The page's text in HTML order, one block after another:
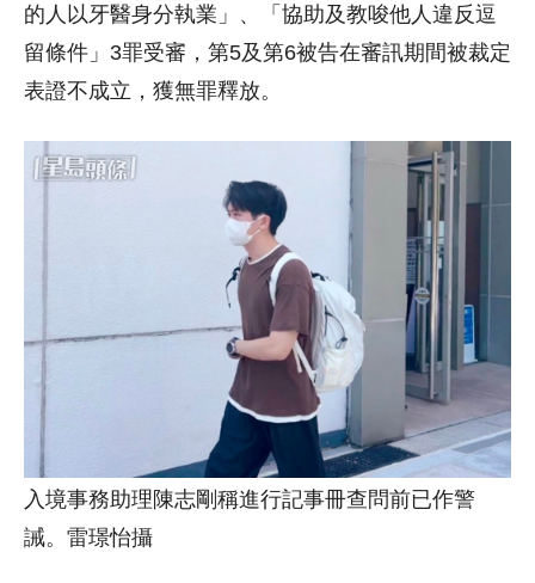
的人以牙醫身分執業」、「協助及教唆他人違反逗
留條件」3罪受審，第5及第6被告在審訊期間被裁定
表證不成立，獲無罪釋放。
入境事務助理陳志剛稱進行記事冊查問前已作警
誡。雷璟怡攝